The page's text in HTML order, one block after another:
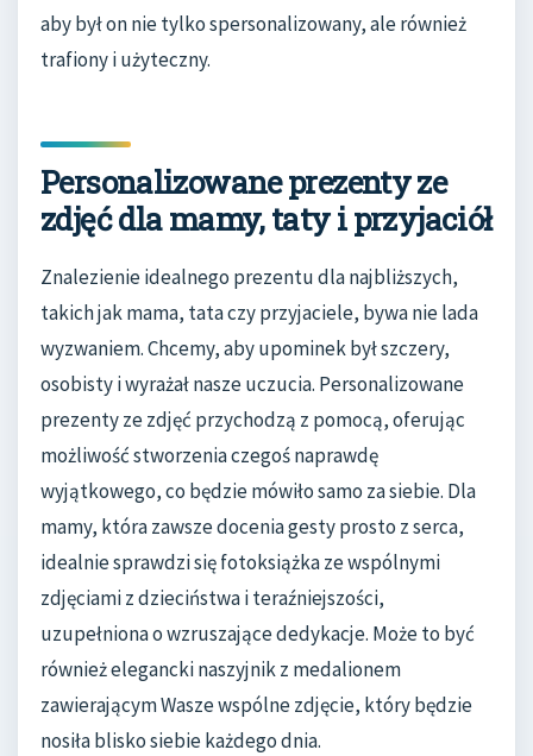
aby był on nie tylko spersonalizowany, ale również
trafiony i użyteczny.
Personalizowane prezenty ze
zdjęć dla mamy, taty i przyjaciół
Znalezienie idealnego prezentu dla najbliższych,
takich jak mama, tata czy przyjaciele, bywa nie lada
wyzwaniem. Chcemy, aby upominek był szczery,
osobisty i wyrażał nasze uczucia. Personalizowane
prezenty ze zdjęć przychodzą z pomocą, oferując
możliwość stworzenia czegoś naprawdę
wyjątkowego, co będzie mówiło samo za siebie. Dla
mamy, która zawsze docenia gesty prosto z serca,
idealnie sprawdzi się fotoksiążka ze wspólnymi
zdjęciami z dzieciństwa i teraźniejszości,
uzupełniona o wzruszające dedykacje. Może to być
również elegancki naszyjnik z medalionem
zawierającym Wasze wspólne zdjęcie, który będzie
nosiła blisko siebie każdego dnia.